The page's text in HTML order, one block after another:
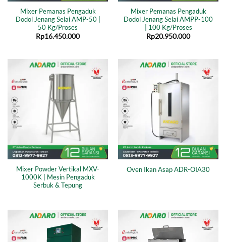
Mixer Pemanas Pengaduk
Dodol Jenang Selai AMP-50 |
50 Kg/Proses
Rp16.450.000
Mixer Pemanas Pengaduk
Dodol Jenang Selai AMPP-100
| 100 Kg/Proses
Rp20.950.000
Mixer Powder Vertikal MXV-
1000K | Mesin Pengaduk
Serbuk & Tepung
Oven Ikan Asap ADR-OIA30